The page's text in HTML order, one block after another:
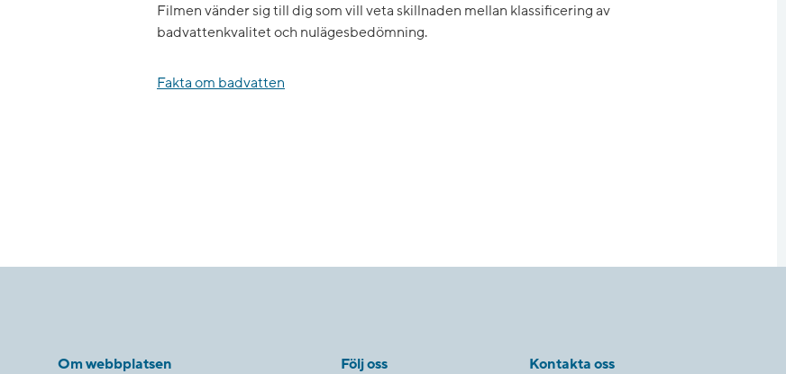
Filmen vänder sig till dig som vill veta skillnaden mellan klassificering av
badvattenkvalitet och nulägesbedömning.
Fakta om badvatten
Om webbplatsen
Följ oss
Kontakta oss